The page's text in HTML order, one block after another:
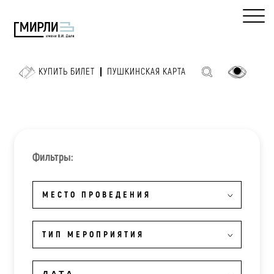
КУПИТЬ БИЛЕТ ПУШКИНСКАЯ КАРТА
Фильтры:
МЕСТО ПРОВЕДЕНИЯ
ТИП МЕРОПРИЯТИЯ